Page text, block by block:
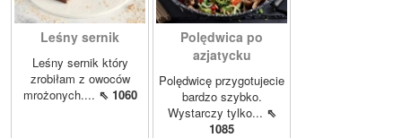
Leśny sernik
Leśny sernik który
zrobiłam z owoców
mrożonych.... ⇖ 1060
Polędwica po
azjatycku
Polędwicę przygotujecie
bardzo szybko.
Wystarczy tylko... ⇖
1085